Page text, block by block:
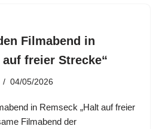
Filmabend in
auf freier Strecke“
04/05/2026
in Remseck „Halt auf freier
Filmabend der